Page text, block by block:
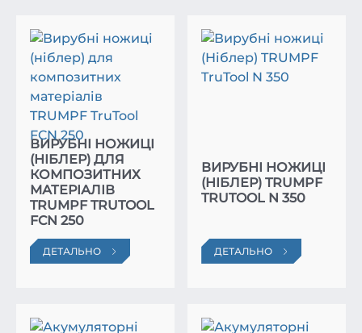
ВИРУБНІ НОЖИЦІ
(НІБЛЕР) ДЛЯ
КОМПОЗИТНИХ
МАТЕРІАЛІВ
TRUMPF TRUTOOL
FCN 250
ДЕТАЛЬНО
ВИРУБНІ НОЖИЦІ
(НІБЛЕР) TRUMPF
TRUTOOL N 350
ДЕТАЛЬНО